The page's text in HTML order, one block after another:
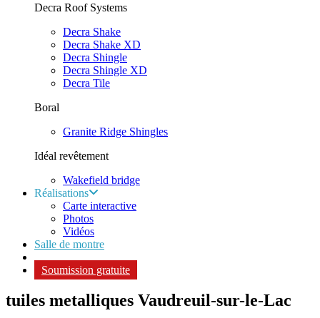
Decra Roof Systems
Decra Shake
Decra Shake XD
Decra Shingle
Decra Shingle XD
Decra Tile
Boral
Granite Ridge Shingles
Idéal revêtement
Wakefield bridge
Réalisations
Carte interactive
Photos
Vidéos
Salle de montre
Soumission gratuite
tuiles metalliques Vaudreuil-sur-le-Lac